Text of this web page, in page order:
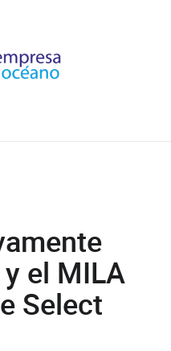
el MILA
Select